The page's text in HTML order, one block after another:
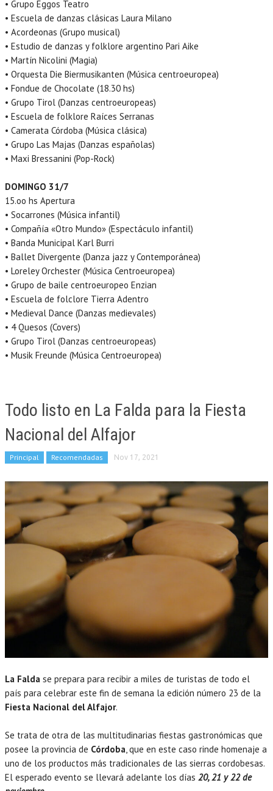
• Grupo Eggos Teatro
• Escuela de danzas clásicas Laura Milano
• Acordeonas (Grupo musical)
• Estudio de danzas y folklore argentino Pari Aike
• Martín Nicolini (Magia)
• Orquesta Die Biermusikanten (Música centroeuropea)
• Fondue de Chocolate (18.30 hs)
• Grupo Tirol (Danzas centroeuropeas)
• Escuela de folklore Raíces Serranas
• Camerata Córdoba (Música clásica)
• Grupo Las Majas (Danzas españolas)
• Maxi Bressanini (Pop-Rock)
DOMINGO 31/7
15.oo hs Apertura
• Socarrones (Música infantil)
• Compañía «Otro Mundo» (Espectáculo infantil)
• Banda Municipal Karl Burri
• Ballet Divergente (Danza jazz y Contemporánea)
• Loreley Orchester (Música Centroeuropea)
• Grupo de baile centroeuropeo Enzian
• Escuela de folclore Tierra Adentro
• Medieval Dance (Danzas medievales)
• 4 Quesos (Covers)
• Grupo Tirol (Danzas centroeuropeas)
• Musik Freunde (Música Centroeuropea)
Todo listo en La Falda para la Fiesta
Nacional del Alfajor
Principal Recomendadas Nov 17, 2021
La Falda se prepara para recibir a miles de turistas de todo el
país para celebrar este fin de semana la edición número 23 de la
Fiesta Nacional del Alfajor.
Se trata de otra de las multitudinarias fiestas gastronómicas que
posee la provincia de Córdoba , que en este caso rinde homenaje a
uno de los productos más tradicionales de las sierras cordobesas.
El esperado evento se llevará adelante los días 20, 21 y 22 de